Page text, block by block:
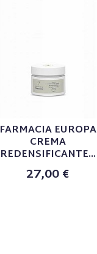
FARMACIA EUROPA
CREMA
REDENSIFICANTE...
27,00 €